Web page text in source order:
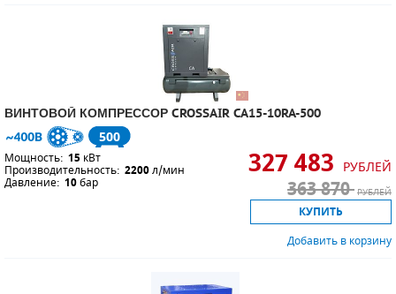
ВИНТОВОЙ КОМПРЕССОР CROSSAIR CA15-10RA-500
500
Мощность: 15 кВт
Производительность: 2200л/мин
Давление: 10бар
327 483 РУБЛЕЙ
363 870 РУБЛЕЙ
КУПИТЬ
Добавить в корзину